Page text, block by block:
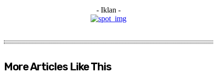
- Iklan -
More Articles Like This